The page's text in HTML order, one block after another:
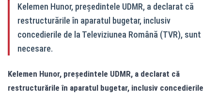
Kelemen Hunor, președintele UDMR, a declarat că
restructurările în aparatul bugetar, inclusiv
concedierile de la Televiziunea Română (TVR), sunt
necesare.
Kelemen Hunor, președintele UDMR, a declarat că
restructurările în aparatul bugetar, inclusiv concedierile